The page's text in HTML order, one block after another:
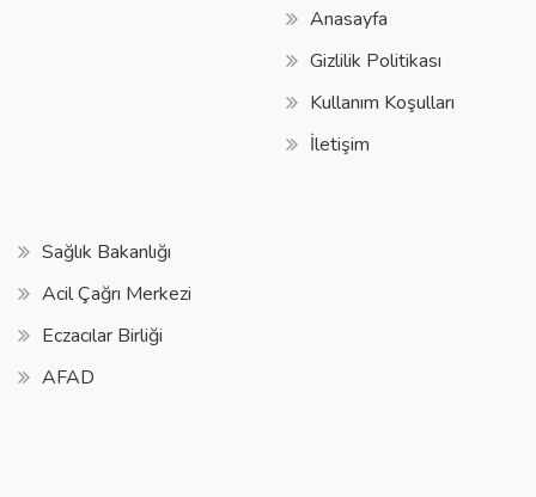
Anasayfa
Gizlilik Politikası
Kullanım Koşulları
İletişim
Sağlık Bakanlığı
Acil Çağrı Merkezi
Eczacılar Birliği
AFAD